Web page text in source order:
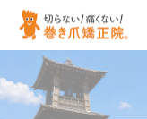
ホーム